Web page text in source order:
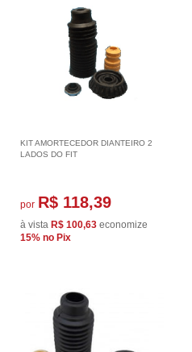
KIT AMORTECEDOR DIANTEIRO 2
LADOS DO FIT
por R$ 118,39
à vista R$ 100,63 economize
15% no Pix